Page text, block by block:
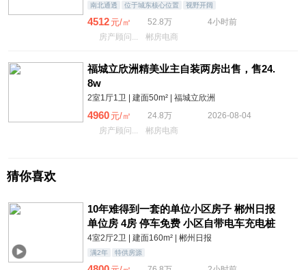
南北通透 位于城东核心位置 视野开阔
4512 元/㎡ 52.8万
4小时前
房产顾问...
郴房电商
福城立欣洲精美业主自装两房出售，售24.
8w
2室1厅1卫 | 建面50m² | 福城立欣洲
4960 元/㎡ 24.8万
2026-08-04
房产顾问...
郴房电商
猜你喜欢
10年难得到一套的单位小区房子 郴州日报
单位房 4房 停车免费 小区自带电车充电桩
4室2厅2卫 | 建面160m² | 郴州日报
满2年 特供房源